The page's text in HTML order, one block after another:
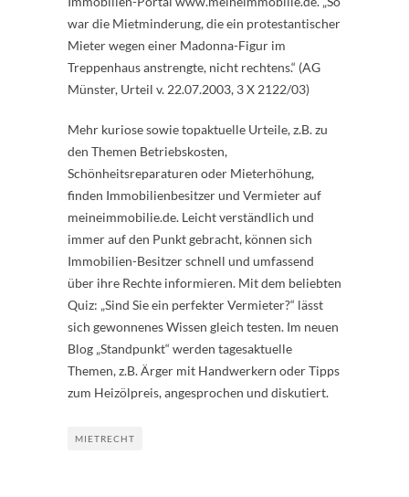
war die Mietminderung, die ein protestantischer
Mieter wegen einer Madonna-Figur im
Treppenhaus anstrengte, nicht rechtens.“ (AG
Münster, Urteil v. 22.07.2003, 3 X 2122/03)
Mehr kuriose sowie topaktuelle Urteile, z.B. zu
den Themen Betriebskosten,
Schönheitsreparaturen oder Mieterhöhung,
finden Immobilienbesitzer und Vermieter auf
meineimmobilie.de. Leicht verständlich und
immer auf den Punkt gebracht, können sich
Immobilien-Besitzer schnell und umfassend
über ihre Rechte informieren. Mit dem beliebten
Quiz: „Sind Sie ein perfekter Vermieter?“ lässt
sich gewonnenes Wissen gleich testen. Im neuen
Blog „Standpunkt“ werden tagesaktuelle
Themen, z.B. Ärger mit Handwerkern oder Tipps
zum Heizölpreis, angesprochen und diskutiert.
MIETRECHT